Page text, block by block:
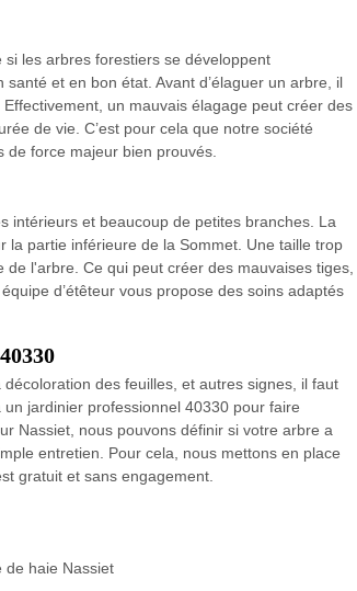
les arbres forestiers se développent
et en bon état. Avant d’élaguer un arbre, il
un mauvais élagage peut créer des
de vie. C’est pour cela que notre société
de force majeur bien prouvés.
intérieurs et beaucoup de petites branches. La
partie inférieure de la Sommet. Une taille trop
l'arbre. Ce qui peut créer des mauvaises tiges,
d’étêteur vous propose des soins adaptés
des feuilles, et autres signes, il faut
jardinier professionnel 40330 pour faire
Nassiet, nous pouvons définir si votre arbre a
entretien. Pour cela, nous mettons en place
gratuit et sans engagement.
de haie Nassiet